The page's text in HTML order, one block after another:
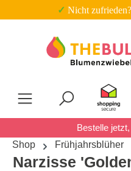
Zum Hauptinhalt springen
✓ Nicht
Bestelle
Shop
Frühjahrsblüher
Narzisse